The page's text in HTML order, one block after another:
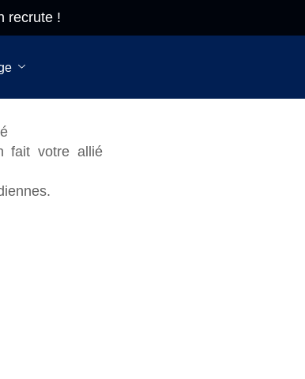
recrute !
fait votre allié